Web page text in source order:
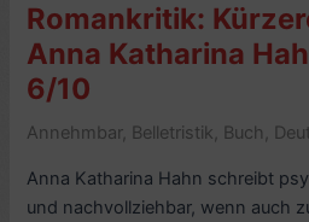
Romankritik:
Anna Katharina
6/10
Annehmbar, Belletristik, Buch ,
Anna Katharina Hahn schreibt
und nachvollziehbar, wenn auch